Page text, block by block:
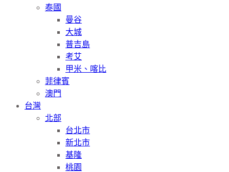
泰國
曼谷
大城
普吉島
考艾
甲米、喀比
菲律賓
澳門
台灣
北部
台北市
新北市
基隆
桃園